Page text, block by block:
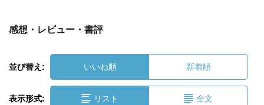
感想・レビュー・書評
並び替え: いいね順 新着順
表示形式: リスト 全文